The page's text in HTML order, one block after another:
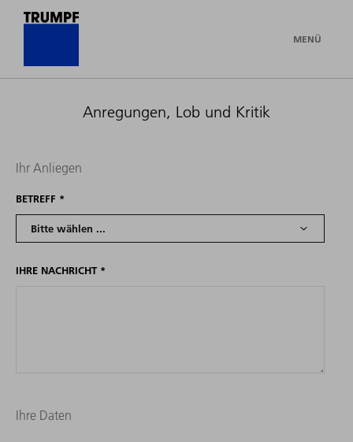
MENÜ
Anregungen, Lob und Kritik
Ihr Anliegen
BETREFF *
IHRE NACHRICHT *
Ihre Daten